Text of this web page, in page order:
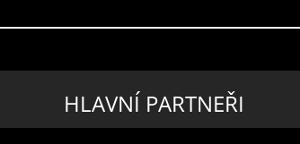
HLAVNÍ PARTNEŘI